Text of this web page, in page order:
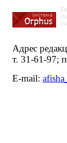
Адрес
т. 31-61-97;
E-mail: